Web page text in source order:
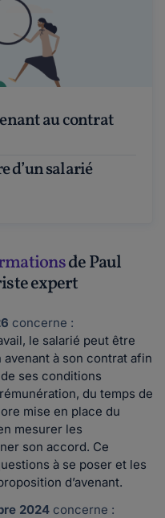
de Paul
expert
concerne :
le salarié peut être
à son contrat afin
ses conditions
du temps de
mise en place du
mesurer les
son accord. Ce
à se poser et les
d’avenant.
2024 concerne :